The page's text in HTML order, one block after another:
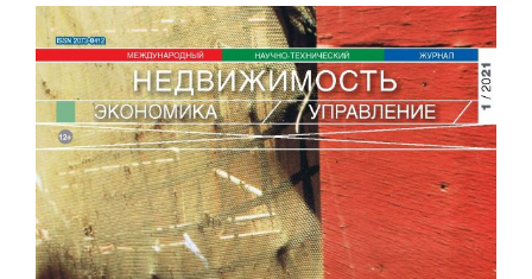
Боковая
панель
статьи